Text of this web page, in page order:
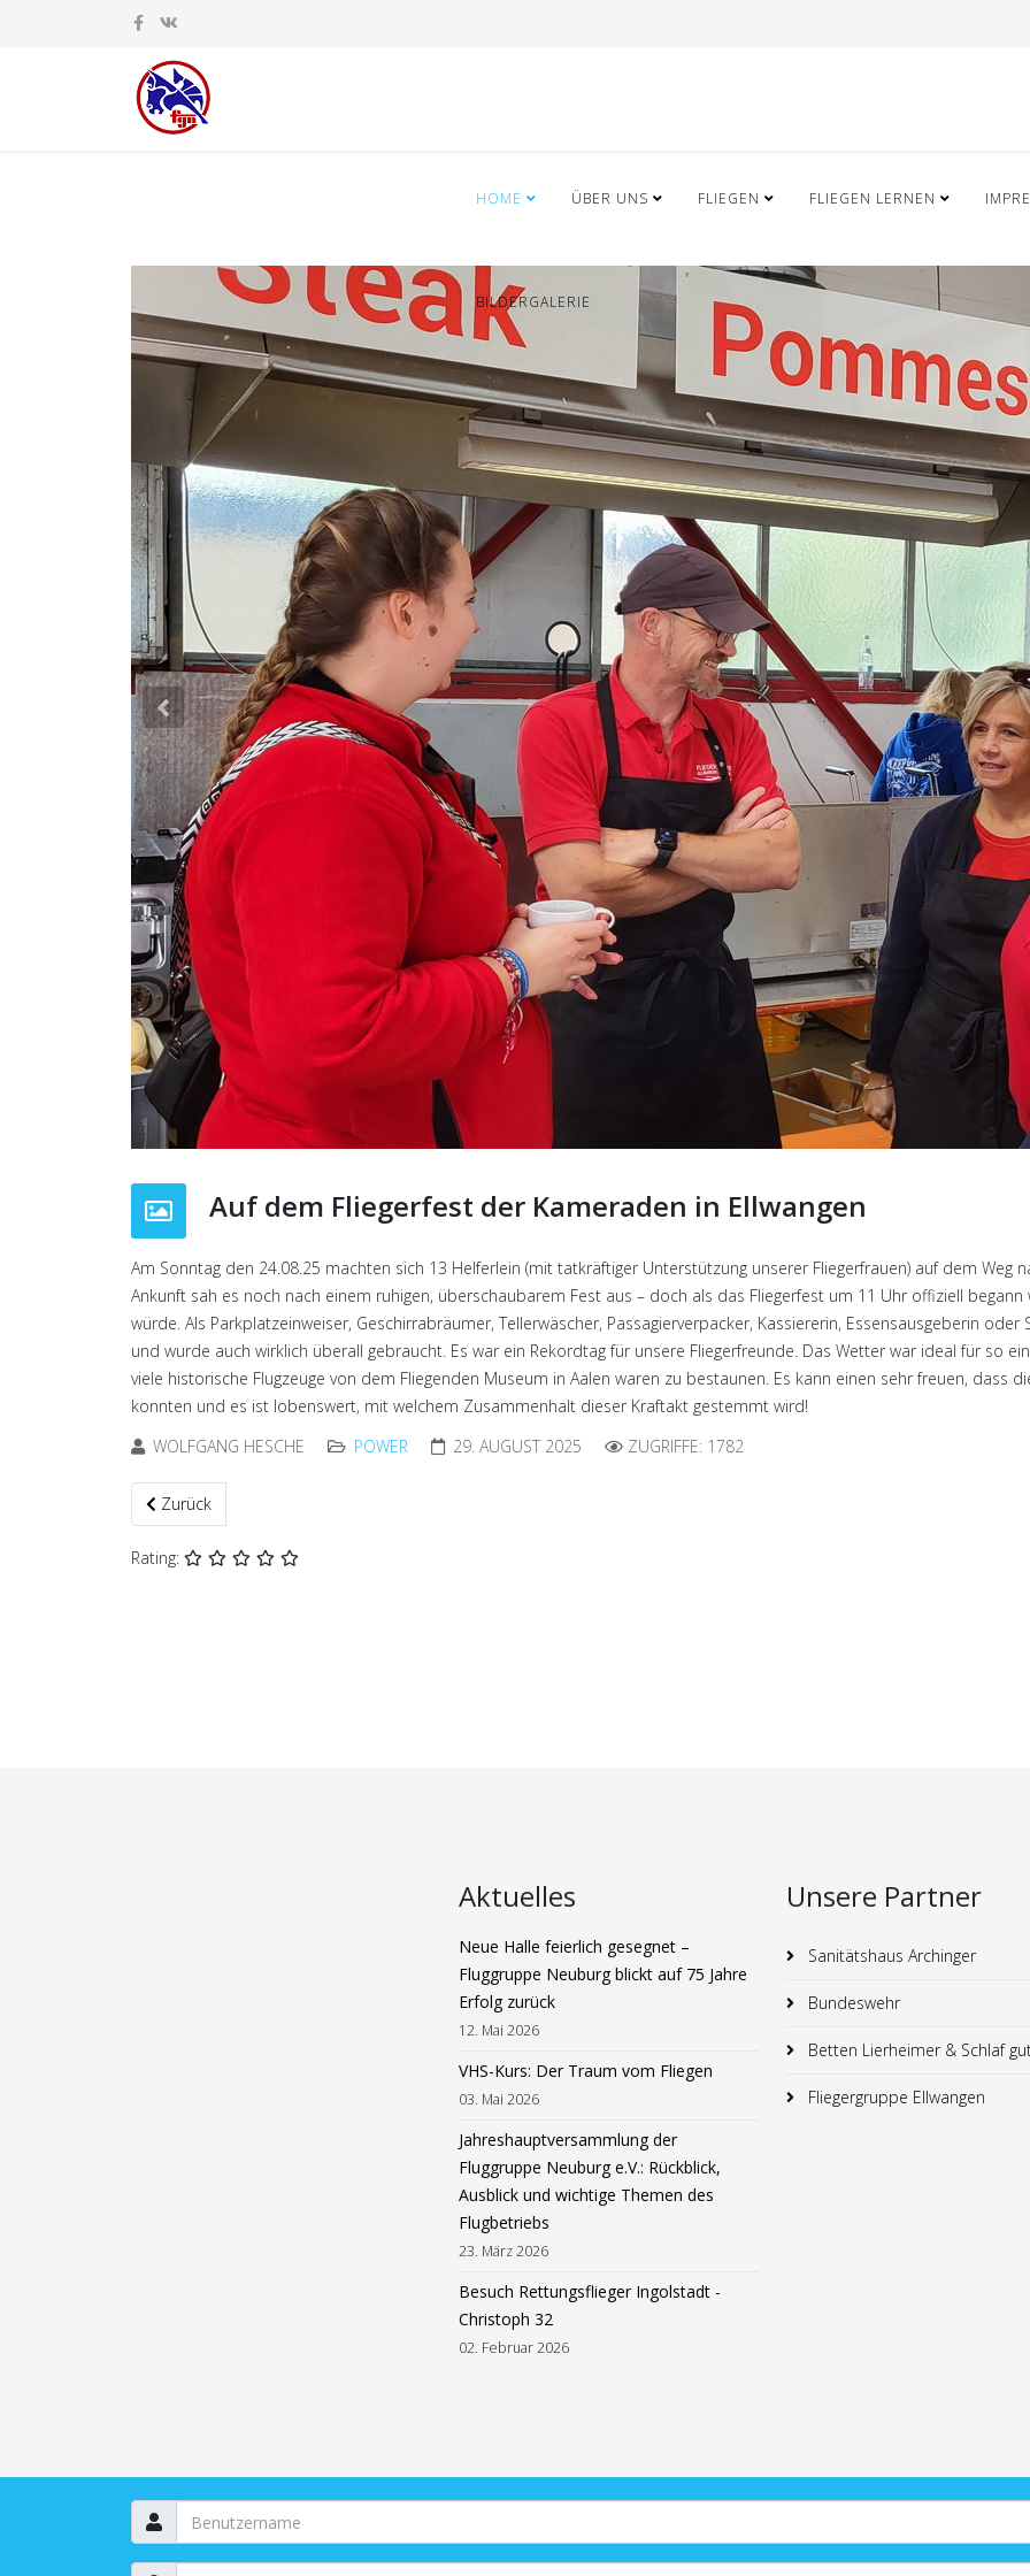
HOME ÜBER UNS FLIEGEN FLIEGEN LERNEN
BILDERGALERIE
Previous
Auf dem Fliegerfest der Kameraden in Ellwangen
Am Sonntag den 24.08.25 machten sich 13 Helferlein (mit tatkräftiger Unterstützung unserer Fliegerfrauen) auf dem Weg
Ankunft sah es noch nach einem ruhigen, überschaubarem Fest aus – doch als das Fliegerfest um 11 Uhr offiziell
würde. Als Parkplatzeinweiser, Geschirrabräumer, Tellerwäscher, Passagierverpacker, Kassiererin, Essensausgeberin
und wurde auch wirklich überall gebraucht. Es war ein Rekordtag für unsere Fliegerfreunde. Das Wetter war ideal für so
viele historische Flugzeuge von dem Fliegenden Museum in Aalen waren zu bestaunen. Es kann einen sehr freuen, dass
konnten und es ist lobenswert, mit welchem Zusammenhalt dieser Kraftakt gestemmt wird!
WOLFGANG HESCHE
POWER 29. AUGUST 2025 ZUGRIFFE: 1782
Vorheriger Beitrag: Weihnachtsfeier 2025
Zurück
Rating:
Aktuelles
Neue Halle feierlich gesegnet –
Fluggruppe Neuburg blickt auf 75 Jahre
Erfolg zurück
12. Mai 2026
VHS-Kurs: Der Traum vom Fliegen
03. Mai 2026
Jahreshauptversammlung der
Fluggruppe Neuburg e.V.: Rückblick,
Ausblick und wichtige Themen des
Flugbetriebs
23. März 2026
Besuch Rettungsflieger Ingolstadt -
Christoph 32
02. Februar 2026
Unsere Partner
Sanitätshaus Archinger
Bundeswehr
Betten Lierheimer & Schlaf
Fliegergruppe Ellwangen